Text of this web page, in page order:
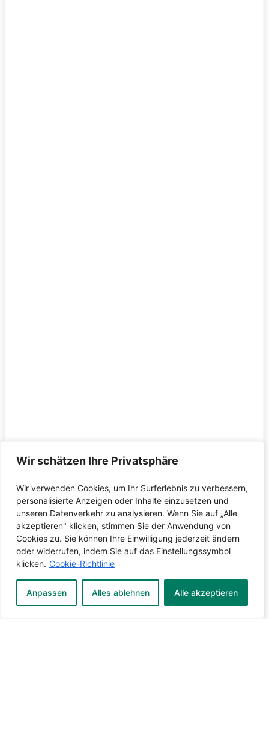
Wir schätzen Ihre Privatsphäre
Wir verwenden Cookies, um Ihr Surferlebnis zu verbessern,
personalisierte Anzeigen oder Inhalte einzusetzen und
unseren Datenverkehr zu analysieren. Wenn Sie auf „Alle
akzeptieren" klicken, stimmen Sie der Anwendung von
Cookies zu. Sie können Ihre Einwilligung jederzeit ändern
oder widerrufen, indem Sie auf das Einstellungssymbol
klicken. Cookie-Richtlinie
Anpassen Alles ablehnen Alle akzeptieren